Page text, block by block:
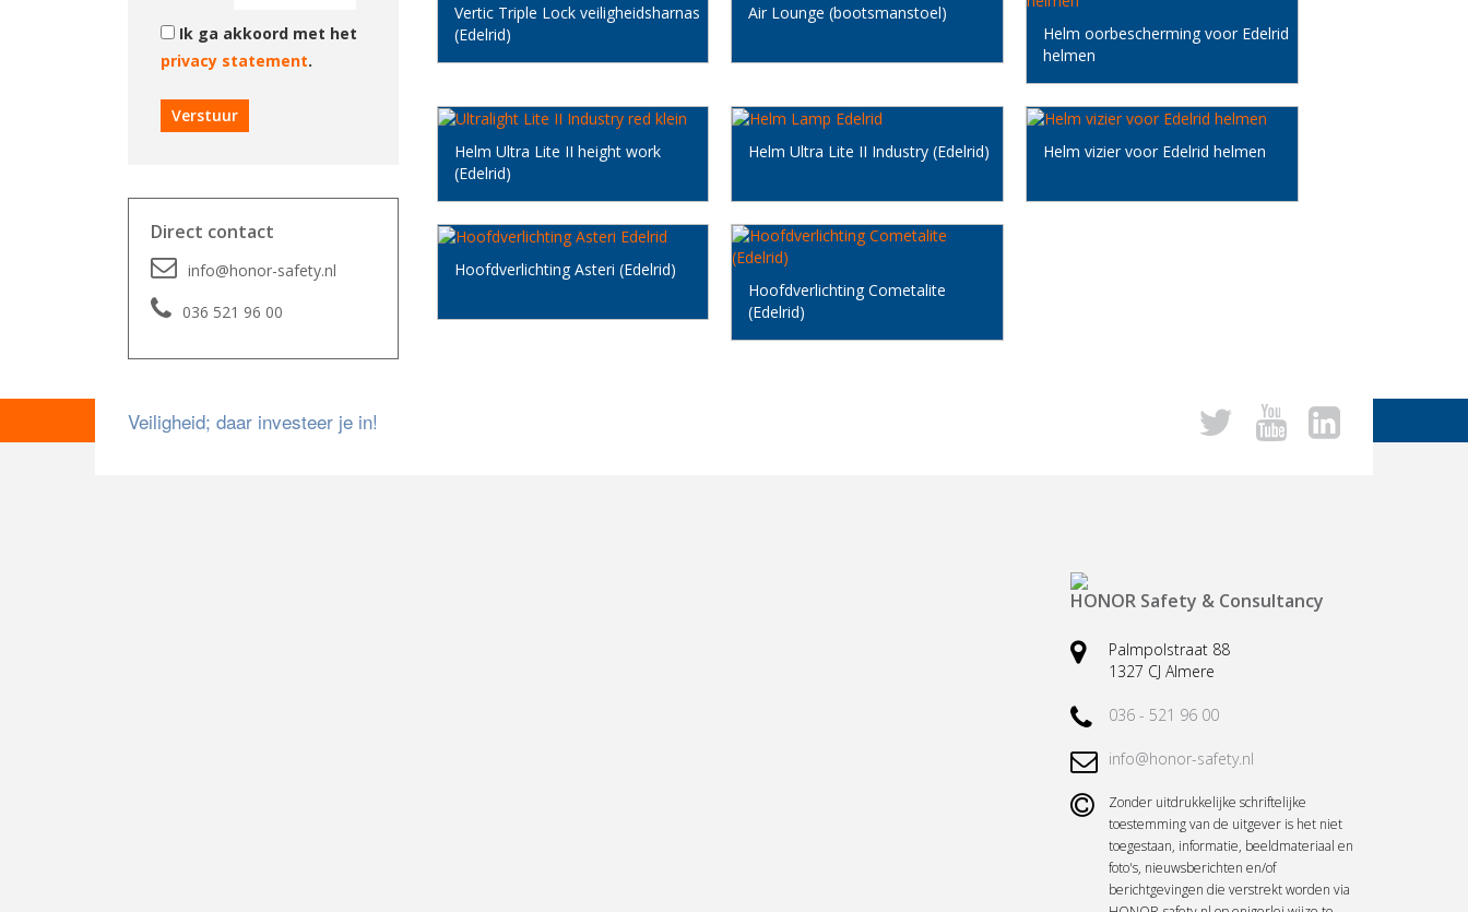
Ik ga akkoord met het
privacy statement.
Direct contact
info@honor-safety.nl
036 521 96 00
Vertic Triple Lock veiligheidsharnas
(Edelrid)
Air Lounge (bootsmanstoel)
Helm oorbescherming voor Edelrid
helmen
Helm Ultra Lite II height work
(Edelrid)
Helm Ultra Lite II Industry (Edelrid) Helm vizier voor Edelrid helmen
Hoofdverlichting Asteri (Edelrid)
Hoofdverlichting Cometalite
(Edelrid)
Veiligheid; daar investeer je in!
HONOR Safety & Consultancy
Palmpolstraat 88
1327 CJ Almere
036 - 521 96 00
info@honor-safety.nl
Zonder uitdrukkelijke schriftelijke
toestemming van de uitgever is het niet
toegestaan, informatie, beeldmateriaal en
foto's, nieuwsberichten en/of
berichtgevingen die verstrekt worden via